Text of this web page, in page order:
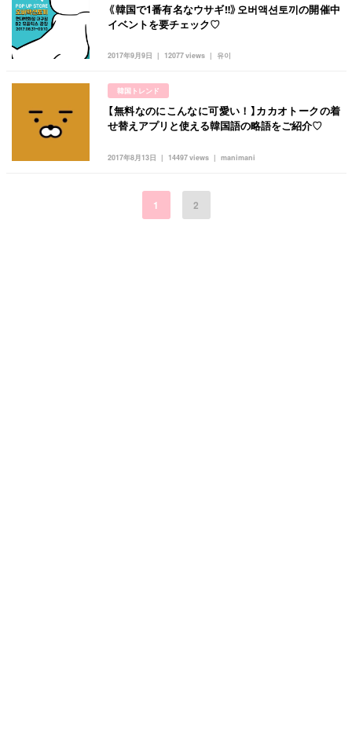
2017年9月9日 유이
12077 views
《韓国で1番有名なウサギ‼︎》오버액션토끼の開催中
イベントを要チェック♡
韓国トレンド
2017年8月13日 manimani
14497 views
【無料なのにこんなに可愛い！】カカオトークの着
せ替えアプリと使える韓国語の略語をご紹介♡
1 2